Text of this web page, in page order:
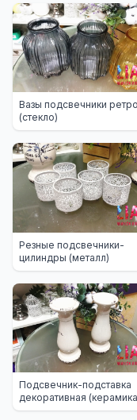
Вазы подсвечники ретро
(стекло)
Резные подсвечники-
цилиндры (металл)
Подсвечник-подставка
декоративная